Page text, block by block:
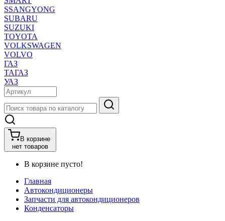
SSANGYONG
SUBARU
SUZUKI
TOYOTA
VOLKSWAGEN
VOLVO
ГАЗ
ТАГАЗ
УАЗ
В корзине
нет товаров
В корзине пусто!
Главная
Автокондиционеры
Запчасти для автокондиционеров
Конденсаторы